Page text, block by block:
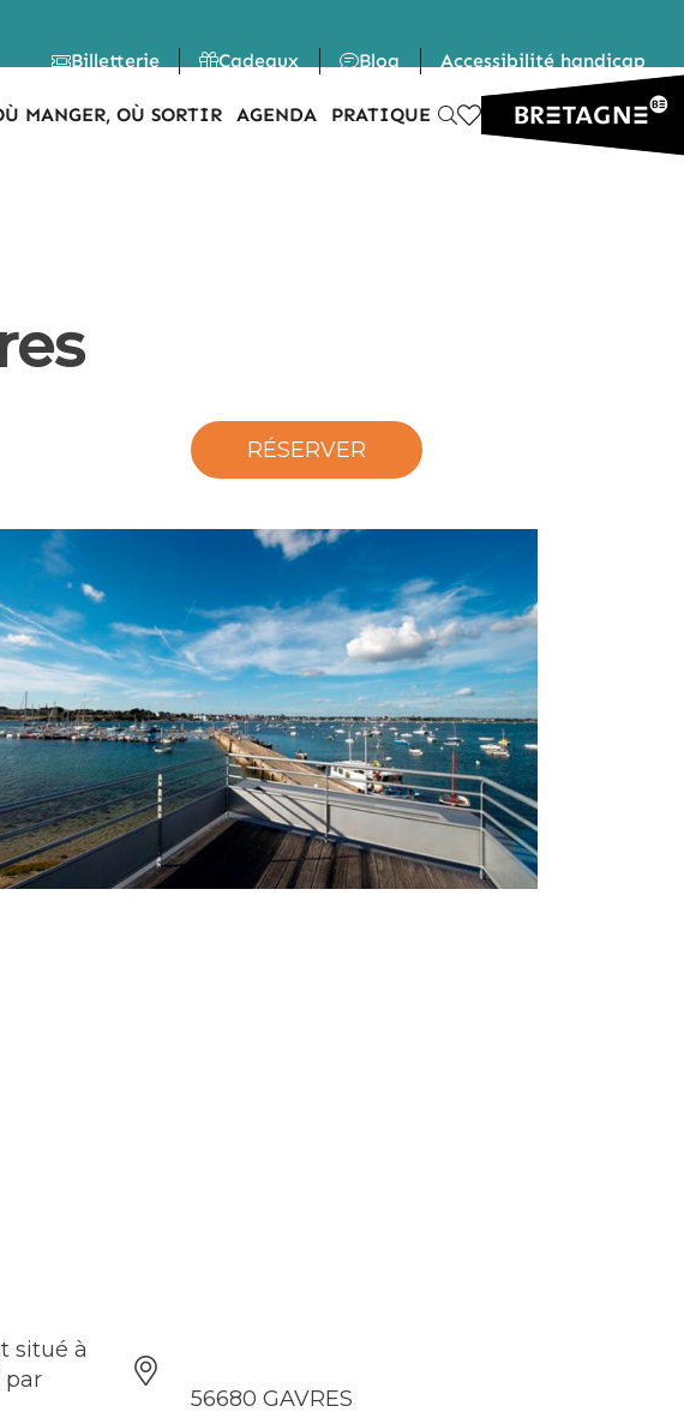
Billetterie Cadeaux Blog Accessibilité handicap
MANGER, OÙ SORTIR AGENDA PRATIQUE
RÉSERVER
situé à
par
56680 GAVRES